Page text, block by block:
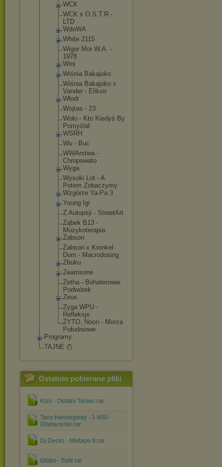
WCK
WCK x O.S.T.R -
LTD
WdoWA
White 2115
Wigor Mor W.A. -
1978
Wini
Wiśnia Bakajoko
Wiśnia Bakajoko x
Vander - Eliksir
Włodi
Wojtas - 23
Woło - Kto Kiedyś By
Pomyślał
WSRH
Wu - Buc
WWArstwa -
Chropowato
Wyga
Wysoki Lot - A
Potem Zobaczymy
Wzgórze Ya-Pa 3
Young Igi
Z Autopsji - StreetArt
Ząbek B13 -
Muzykoterapia
Żabson
Żabson x Kronkel
Dom - Macrodosing
Zbuku
Zeamsone
Zetha - Bohaterowie
Podwórek
Zeus
Zyga WPU -
Refleksje
ŻYTO, Noon - Morza
Południowe
Programy
TAJNE
Ostatnio pobierane pliki
Kizo - Ostatni Taniec.rar
Taco Hemingway - 1-800-
Oświecenie.rar
Dj Decks - Mixtape 8.rar
Gibbs - Safe.rar